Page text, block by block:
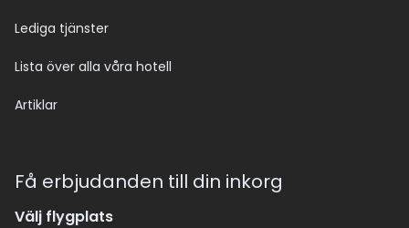
Lediga tjänster
Lista över alla våra hotell
Artiklar
Få erbjudanden till din inkorg
Välj flygplats